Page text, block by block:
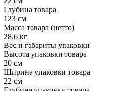
Глубина товара
123 см
Масса товара (нетто)
28.6 кг
Вес и габариты упаковки
Высота упаковки товара
20 см
Ширина упаковки товара
22 см